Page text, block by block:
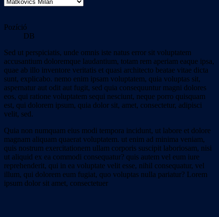
Pozíció
DB
Sed ut perspiciatis, unde omnis iste natus error sit voluptatem
accusantium doloremque laudantium, totam rem aperiam eaque ipsa,
quae ab illo inventore veritatis et quasi architecto beatae vitae dicta
sunt, explicabo. nemo enim ipsam voluptatem, quia voluptas sit,
aspernatur aut odit aut fugit, sed quia consequuntur magni dolores
eos, qui ratione voluptatem sequi nesciunt, neque porro quisquam
est, qui dolorem ipsum, quia dolor sit, amet, consectetur, adipisci
velit, sed.
Quia non numquam eius modi tempora incidunt, ut labore et dolore
magnam aliquam quaerat voluptatem. ut enim ad minima veniam,
quis nostrum exercitationem ullam corporis suscipit laboriosam, nisi
ut aliquid ex ea commodi consequatur? quis autem vel eum iure
reprehenderit, qui in ea voluptate velit esse, nihil consequatur, vel
illum, qui dolorem eum fugiat, quo voluptas nulla pariatur? Lorem
ipsum dolor sit amet, consectetuer